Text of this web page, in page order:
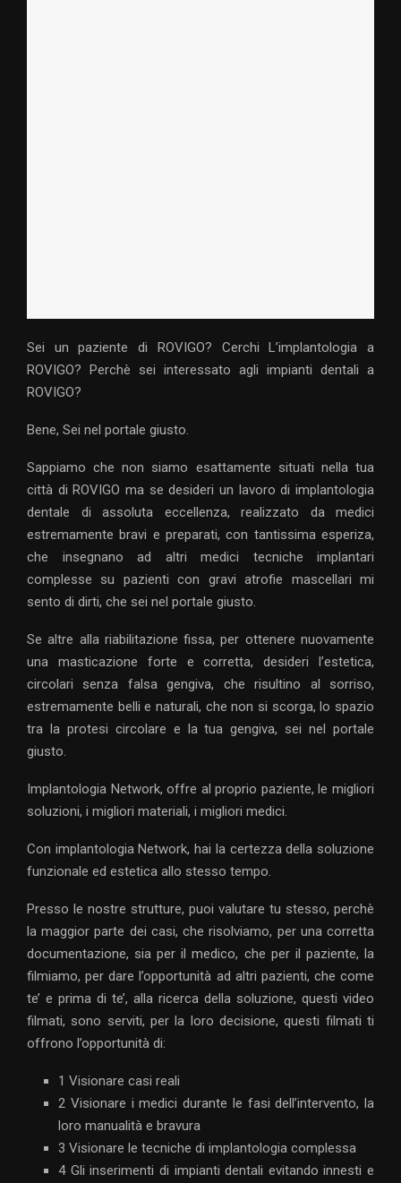
Sei un paziente di ROVIGO? Cerchi L’implantologia a
ROVIGO? Perchè sei interessato agli impianti dentali a
ROVIGO?
Bene, Sei nel portale giusto.
Sappiamo che non siamo esattamente situati nella tua
città di ROVIGO ma se desideri un lavoro di implantologia
dentale di assoluta eccellenza, realizzato da medici
estremamente bravi e preparati, con tantissima esperiza,
che insegnano ad altri medici tecniche implantari
complesse su pazienti con gravi atrofie mascellari mi
sento di dirti, che sei nel portale giusto.
Se altre alla riabilitazione fissa, per ottenere nuovamente
una masticazione forte e corretta, desideri l’estetica,
circolari senza falsa gengiva, che risultino al sorriso,
estremamente belli e naturali, che non si scorga, lo spazio
tra la protesi circolare e la tua gengiva, sei nel portale
giusto.
Implantologia Network, offre al proprio paziente, le migliori
soluzioni, i migliori materiali, i migliori medici.
Con implantologia Network, hai la certezza della soluzione
funzionale ed estetica allo stesso tempo.
Presso le nostre strutture, puoi valutare tu stesso, perchè
la maggior parte dei casi, che risolviamo, per una corretta
documentazione, sia per il medico, che per il paziente, la
filmiamo, per dare l’opportunità ad altri pazienti, che come
te’ e prima di te’, alla ricerca della soluzione, questi video
filmati, sono serviti, per la loro decisione, questi filmati ti
offrono l’opportunità di:
1 Visionare casi reali
2 Visionare i medici durante le fasi dell’intervento, la
loro manualità e bravura
3 Visionare le tecniche di implantologia complessa
4 Gli inserimenti di impianti dentali evitando innesti e